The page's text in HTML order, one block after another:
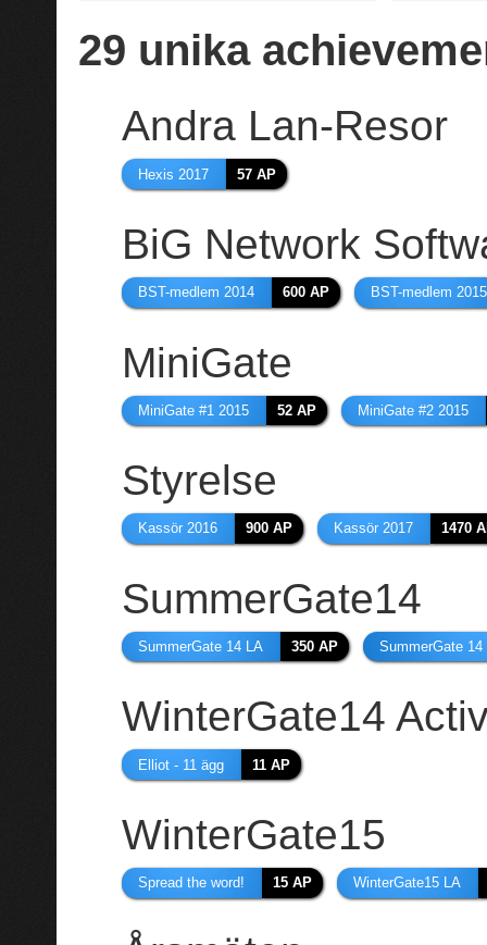
29 unika
Andra Lan-Resor
Hexis 2017 57 AP
BiG Network
BST-medlem 2014 600 AP BST-medlem 2015
MiniGate
MiniGate #1 2015 52 AP MiniGate #2 2015
Styrelse
Kassör 2016 900 AP Kassör 2017 1470
SummerGate14
SummerGate 14 LA 350 AP SummerGate 14
WinterGate14
Elliot - 11 ägg 11 AP
WinterGate15
Spread the word! 15 AP WinterGate15 LA